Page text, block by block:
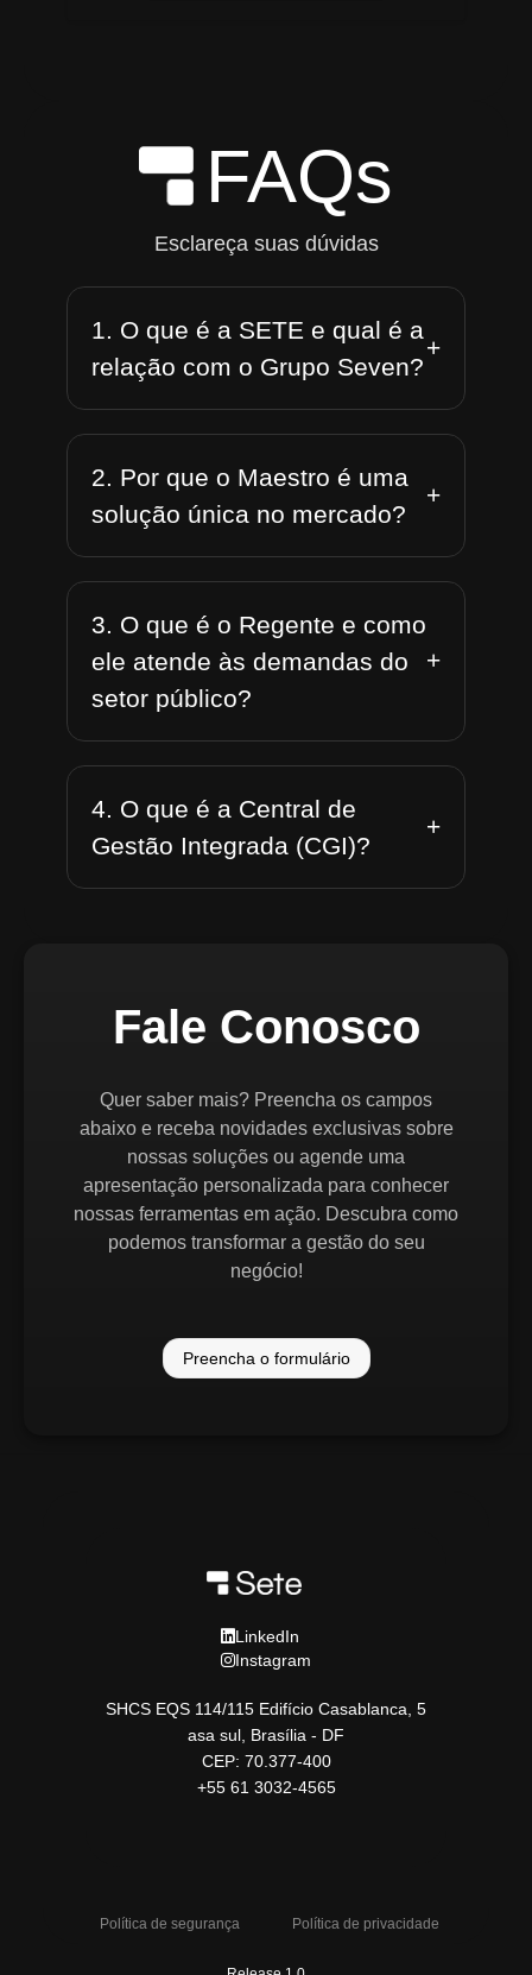
FAQs
Esclareça suas dúvidas
1. O que é a SETE e qual é a
relação com o Grupo Seven?
+
2. Por que o Maestro é uma
solução única no mercado?
+
3. O que é o Regente e como
ele atende às demandas do
setor público?
+
4. O que é a Central de
Gestão Integrada (CGI)?
+
Fale Conosco
Quer saber mais? Preencha os campos
abaixo e receba novidades exclusivas sobre
nossas soluções ou agende uma
apresentação personalizada para conhecer
nossas ferramentas em ação. Descubra como
podemos transformar a gestão do seu
negócio!
Preencha o formulário
LinkedIn
Instagram
SHCS EQS 114/115 Edifício Casablanca, 5
asa sul, Brasília - DF
CEP: 70.377-400
+55 61 3032-4565
Política de segurança Política de privacidade